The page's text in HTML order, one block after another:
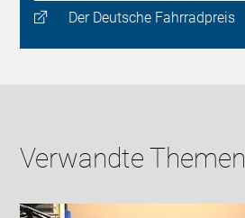
Der Deutsche Fahrradpreis
Verwandte Themen